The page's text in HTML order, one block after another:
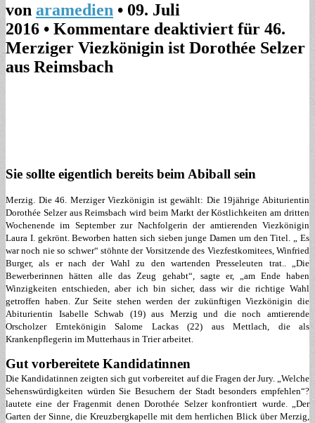
von aramedien • 09. Juli
2016 • Kommentare deaktiviert für 46.
Merziger Viezkönigin ist Dorothée Selzer
aus Reimsbach
Sie sollte eigentlich bereits beim Abiball sein
Merzig. Die 46. Merziger Viezkönigin ist gewählt: Die 19jährige Abiturientin
Dorothée Selzer aus Reimsbach wird beim Markt der Köstlichkeiten am dritten
Wochenende im September zur Nachfolgerin der amtierenden Viezkönigin
Laura I. gekrönt. Beworben hatten sich sieben junge Damen um den Titel. „ Es
war noch nie so schwer“ stöhnte der Vorsitzende des Viezfestkomitees, Winfried
Burger, als er nach der Wahl zu den wartenden Presseleuten trat.. „Die
Bewerberinnen hätten alle das Zeug gehabt“, sagte er, „am Ende haben
Winzigkeiten entschieden, aber ich bin sicher, dass wir die richtige Wahl
getroffen haben. Zur Seite stehen werden der zukünftigen Viezkönigin die
Abiturientin Isabelle Schwab (19) aus Merzig und die noch amtierende
Orscholzer Erntekönigin Salome Lackas (22) aus Mettlach, die als
Krankenpflegerin im Mutterhaus in Trier arbeitet.
Gut vorbereitete Kandidatinnen
Die Kandidatinnen zeigten sich gut vorbereitet auf die Fragen der Jury. „Welche
Sehenswürdigkeiten würden Sie Besuchern der Stadt besonders empfehlen“?
lautete eine der Fragenmit denen Dorothée Selzer konfrontiert wurde. „Der
Garten der Sinne, die Kreuzbergkapelle mit dem herrlichen Blick über Merzig,